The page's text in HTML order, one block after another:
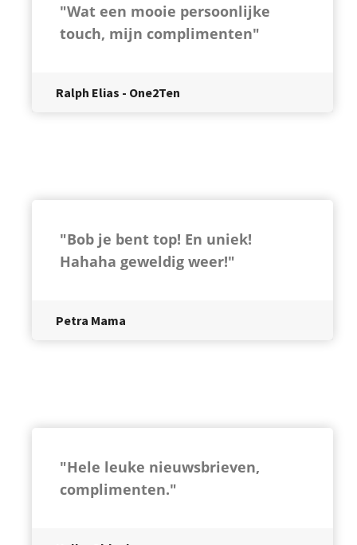
"Wat een mooie persoonlijke
touch, mijn complimenten"
Ralph Elias - One2Ten
"Bob je bent top! En uniek!
Hahaha geweldig weer!"
Petra Mama
"Hele leuke nieuwsbrieven,
complimenten."